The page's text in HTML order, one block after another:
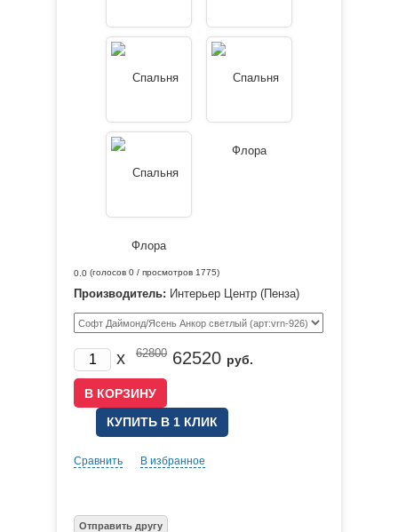
0.0 (голосов 0 / просмотров 1775)
Производитель: Интерьер Центр (Пенза)
x 62800 62520 руб.
КУПИТЬ В 1 КЛИК
Сравнить В избранное